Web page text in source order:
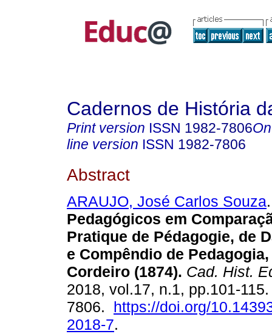
Cadernos de História
Print version ISSN 1982-7806
line version ISSN 1982-7806
Abstract
ARAUJO, José Carlos Souza.
Pedagógicos em
Pratique de Pédagogie, de
e Compêndio de
Cordeiro (1874). Cad. Hist.
2018, vol.17, n.1, pp.101-
7806. https://doi.org/
2018-7.